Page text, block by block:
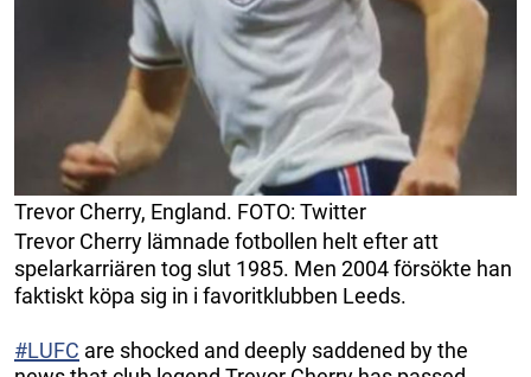
Trevor Cherry, England. FOTO: Twitter
Trevor Cherry lämnade fotbollen helt efter att
spelarkarriären tog slut 1985. Men 2004 försökte han
faktiskt köpa sig in i favoritklubben Leeds.
#LUFC are shocked and deeply saddened by the